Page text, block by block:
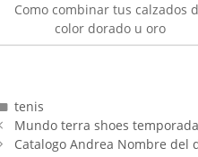
Como combinar tus calzados
color dorado u oro
Categorías
tenis
Mundo terra shoes
Catalogo Andrea Nombre del